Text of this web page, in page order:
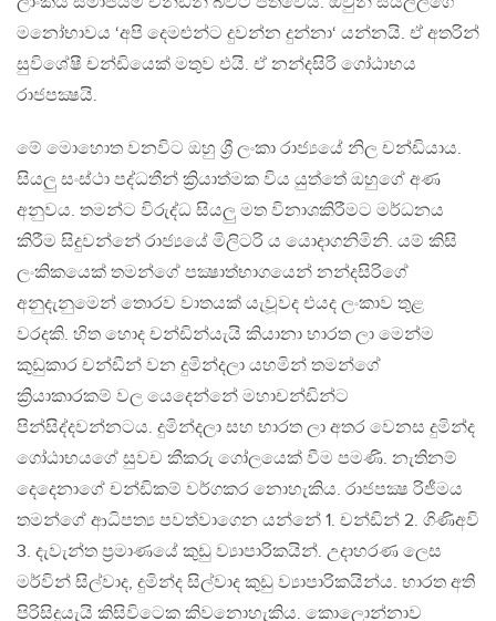
මනෝභාවය ‘අපි දෙමළුන්ට දුවන්න දුන්නා‘ යන්නයි. ඒ අතරින්
සුවිශේෂී චන්ඩියෙක් මතුව එයි. ඒ නන්දසිරි ගෝඨාභය
රාජපක්‍ෂයි.
මේ මොහොත වනවිට ඔහු ශ්‍රී ලංකා රාජ්‍යයේ නිල චන්ඩියාය.
සියලු සංස්ථා පද්ධතීන් ක්‍රියාත්මක විය යුත්තේ ඔහුගේ අණ
අනුවය. තමන්ට විරුද්ධ සියලු මත විනාශකිරීමට මර්ධනය
කිරීම සිදුවන්නේ රාජ්‍යයේ මිලිටරි ය යොදාගනිමිනි. යම් කිසි
ලංකිකයෙක් තමන්ගේ පක්‍ෂාත්භාගයෙන් නන්දසිරිගේ
අනුදැනුමෙන් තොරව වාතයක් යැවූවද එයද ලංකාව තුළ
වරදකි. හිත හොද චන්ඩින්යැයි කියානා භාරත ලා මෙන්ම
කුඩුකාර චන්ඩීන් වන දුමින්දලා යහමින් තමන්ගේ
ක්‍රියාකාරකම් වල යෙදෙන්නේ මහාචන්ඩින්ට
පින්සිද්දවන්නටය. දුමින්දලා සහ භාරත ලා අතර වෙනස දුමින්ද
ගෝඨාභයගේ සුවච කීකරු ගෝලයෙක් වීම පමණි. නැතිනම්
දෙදෙනාගේ චන්ඩිකම් වර්ගකර නොහැකිය. රාජපක්‍ෂ රිජීමය
තමන්ගේ ආධිපත්‍ය පවත්වාගෙන යන්නේ 1. චන්ඩින් 2. ගිණිඅවි
3. දැවැන්ත ප්‍රමාණයේ කුඩු ව්‍යාපාරිකයින්. උදාහරණ ලෙස
මර්වින් සිල්වාද, දුමින්ද සිල්වාද කුඩු ව්‍යාපාරිකයින්ය. භාරත අති
පිරිසිදුයැයි කිසිවිටෙක කිවනොහැකිය. කොලොන්නාව